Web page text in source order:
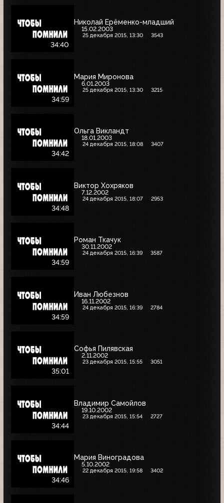
34:40
Николай Ерёменко-младший
15.02.2003
25 декабря 2015, 13:30 3543
34:59
Мария Миронова
6.01.2003
25 декабря 2015, 13:30 3215
34:42
Ольга Викландт
18.01.2003
24 декабря 2015, 18:08 3407
34:48
Виктор Хохряков
7.12.2002
24 декабря 2015, 18:07 2953
34:59
Роман Ткачук
30.11.2002
24 декабря 2015, 16:39 3587
34:59
Иван Любезнов
16.11.2002
24 декабря 2015, 16:39 2784
35:01
Софья Пилявская
2.11.2002
23 декабря 2015, 15:55 3051
34:44
Владимир Самойлов
19.10.2002
23 декабря 2015, 15:54 2727
34:46
Мария Виноградова
5.10.2002
22 декабря 2015, 19:58 3402